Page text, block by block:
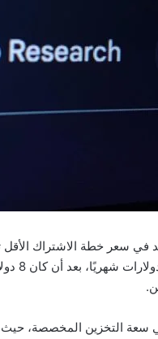
سعر خطة الاشتراك الأقل